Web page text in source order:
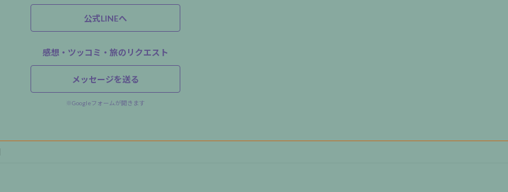
公式LINEへ
感想・ツッコミ・旅のリクエスト
メッセージを送る
※Googleフォームが開きます